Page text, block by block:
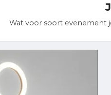
Wat voor soort evenement